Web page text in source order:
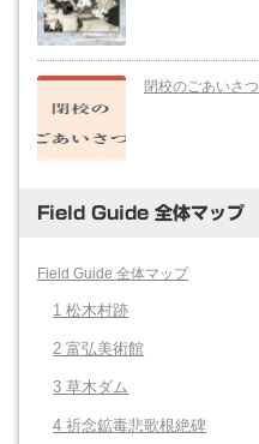
閉校のごあいさつ
Field Guide 全体マップ
Field Guide 全体マップ
1 松木村跡
2 富弘美術館
3 草木ダム
4 祈念鉱毒悲歌根絶碑